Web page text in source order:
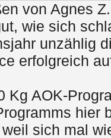
von Agnes Z.
wie sich
unzählig
erfolgreich
Kg AOK-
hier
sich mal